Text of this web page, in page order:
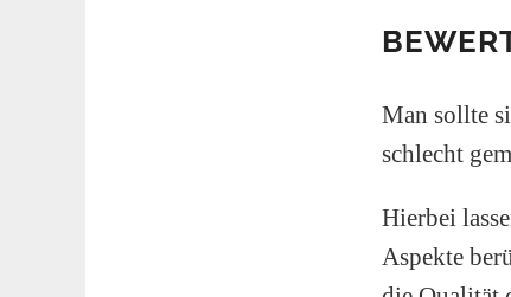
Man sollte
schlecht
Hierbei
Aspekte